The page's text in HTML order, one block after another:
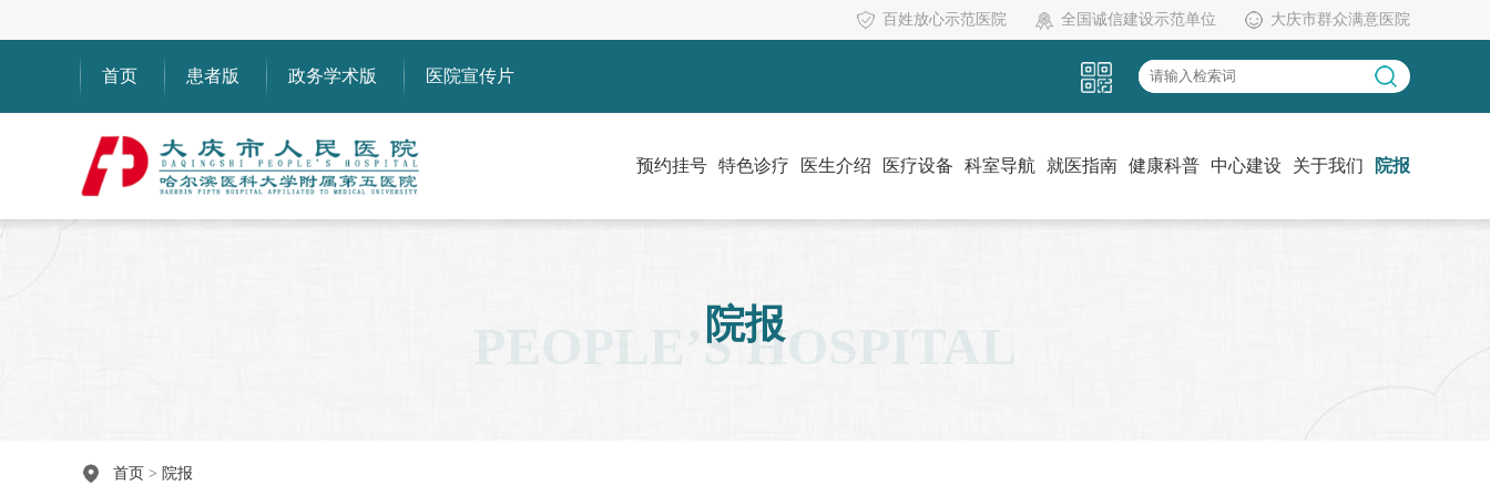
百姓放心示范医院 全国诚信建设示范单位 大庆市群众满意医院
首页 患者版 政务学术版 医院宣传片
预约挂号 特色诊疗 医生介绍 医疗设备 科室导航 就医指南 健康科普 中心建设 关于我们 院报
院报
PEOPLE’S HOSPITAL
首页 > 院报